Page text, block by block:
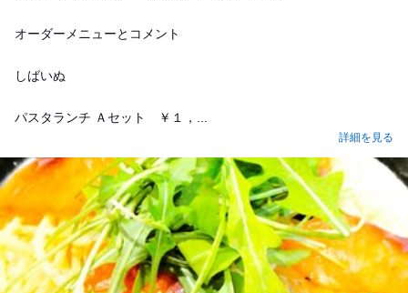
オーダーメニューとコメント
しばいぬ
パスタランチ Ａセット ￥１，...
詳細を見る